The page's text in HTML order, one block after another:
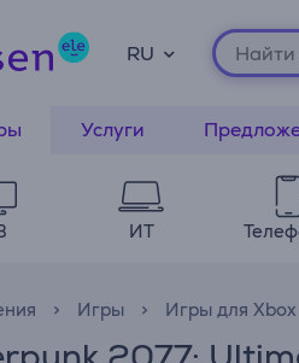
RU
Услуги
ИТ
Игры Игры для Xbox